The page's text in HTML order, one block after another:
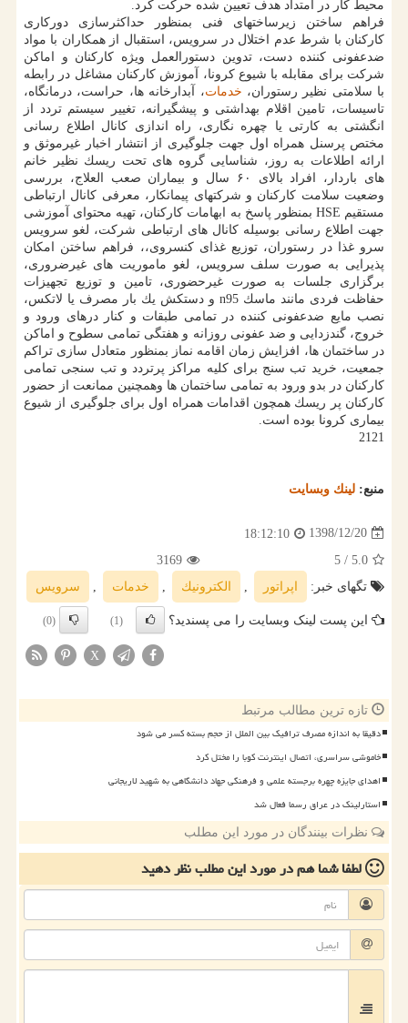
محیط كار در امتداد هدف تعیین شده حركت كرد.
فراهم ساختن زیرساختهای فنی بمنظور حداكثرسازی دوركاری
كاركنان با شرط عدم اختلال در سرویس، استقبال از همكاران با مواد
ضدعفونی كننده دست، تدوین دستورالعمل ویژه كاركنان و اماكن
شركت برای مقابله با شیوع كرونا، آموزش كاركنان مشاغل در رابطه
با سلامتی نظیر رستوران، خدمات، آبدارخانه ها، حراست، درمانگاه،
تاسیسات، تامین اقلام بهداشتی و پیشگیرانه، تغییر سیستم تردد از
انگشتی به كارتی یا چهره نگاری، راه اندازی كانال اطلاع رسانی
مختص پرسنل همراه اول جهت جلوگیری از انتشار اخبار غیرموثق و
ارائه اطلاعات به روز، شناسایی گروه های تحت ریسك نظیر خانم
های باردار، افراد بالای ۶۰ سال و بیماران صعب العلاج، بررسی
وضعیت سلامت كاركنان و شركتهای پیمانكار، معرفی كانال ارتباطی
مستقیم HSE بمنظور پاسخ به ابهامات كاركنان، تهیه محتوای آموزشی
جهت اطلاع رسانی بوسیله كانال های ارتباطی شركت، لغو سرویس
سرو غذا در رستوران، توزیع غذای كنسروی،، فراهم ساختن امكان
پذیرایی به صورت سلف سرویس، لغو ماموریت های غیرضروری،
برگزاری جلسات به صورت غیرحضوری، تامین و توزیع تجهیزات
حفاظت فردی مانند ماسك n95 و دستكش یك بار مصرف یا لاتكس،
نصب مایع ضدعفونی كننده در تمامی طبقات و كنار درهای ورود و
خروج، گندزدایی و ضد عفونی روزانه و هفتگی تمامی سطوح و اماكن
در ساختمان ها، افزایش زمان اقامه نماز بمنظور متعادل سازی تراكم
جمعیت، خرید تب سنج برای كلیه مراكز پرتردد و تب سنجی تمامی
كاركنان در بدو ورود به تمامی ساختمان ها وهمچنین ممانعت از حضور
كاركنان پر ریسك همچون اقدامات همراه اول برای جلوگیری از شیوع
بیماری كرونا بوده است.
2121
منبع: لینك وبسایت
1398/12/20
18:12:10
5.0
/ 5
3169
تگهای خبر:
اپراتور , الكترونیك , خدمات , سرویس
این پست لینک وبسایت را می پسندید؟ (1)
(0)
X
تازه ترین مطالب مرتبط
دقیقا به اندازه مصرف ترافیک بین الملل از حجم بسته کسر می شود
خاموشی سراسری، اتصال اینترنت کوبا را مختل کرد
اهدای جایزه چهره برجسته علمی و فرهنگی جهاد دانشگاهی به شهید لاریجانی
استارلینک در عراق رسما فعال شد
نظرات بینندگان در مورد این مطلب
لطفا شما همدر مورد این مطلبنظر دهید